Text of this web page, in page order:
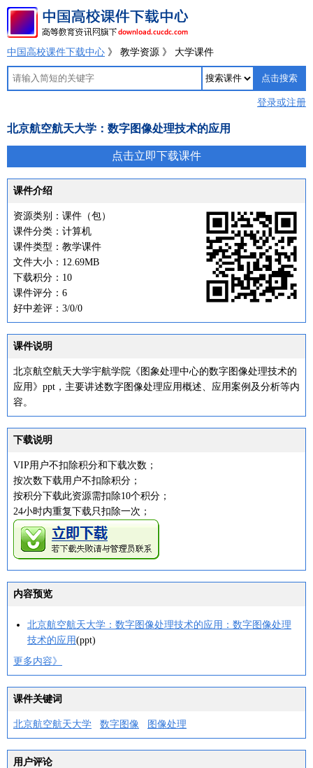
中国高校课件下载中心 》 教学资源 》 大学课件
登录或注册
北京航空航天大学：数字图像处理技术的应用
点击立即下载课件
课件介绍
资源类别：课件（包）
课件分类：计算机
课件类型：教学课件
文件大小：12.69MB
下载积分：10
课件评分：6
好中差评：3/0/0
课件说明
北京航空航天大学宇航学院《图象处理中心的数字图像处理技术的
应用》ppt，主要讲述数字图像处理应用概述、应用案例及分析等内
容。
下载说明
VIP用户不扣除积分和下载次数；
按次数下载用户不扣除积分；
按积分下载此资源需扣除10个积分；
24小时内重复下载只扣除一次；
内容预览
北京航空航天大学：数字图像处理技术的应用：数字图像处理
技术的应用(ppt)
更多内容》
课件关键词
北京航空航天大学 数字图像 图像处理
用户评论